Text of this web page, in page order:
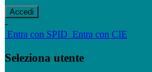
-
Entra con SPID Entra con CIE
Seleziona utente